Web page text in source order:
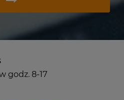
godz. 8-17